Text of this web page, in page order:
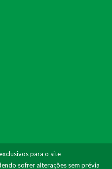
para o site
sofrer alterações sem prévia